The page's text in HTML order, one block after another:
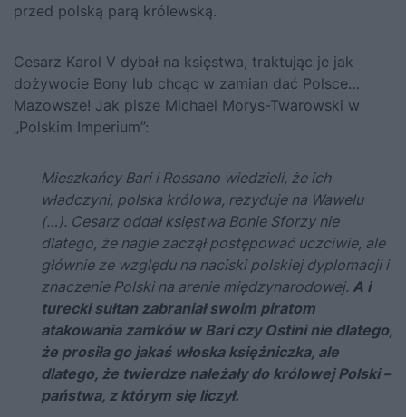
przed polską parą królewską.
Cesarz Karol V dybał na księstwa, traktując je jak
dożywocie Bony lub chcąc w zamian dać Polsce…
Mazowsze! Jak pisze Michael Morys-Twarowski w
„Polskim Imperium”:
Mieszkańcy Bari i Rossano wiedzieli, że ich
władczyni, polska królowa, rezyduje na Wawelu
(…). Cesarz oddał księstwa Bonie Sforzynie
dlatego, że nagle zaczął postępować uczciwie, ale
głównie ze względu na naciski polskiej dyplomacji i
znaczenie Polski na arenie międzynarodowej. A i
turecki sułtan zabraniał swoim piratom
atakowania zamków w Bari czy Ostini nie dlatego,
że prosiła go jakaś włoska księżniczka, ale
dlatego, że twierdze należały do królowej Polski –
państwa, z którym się liczył.